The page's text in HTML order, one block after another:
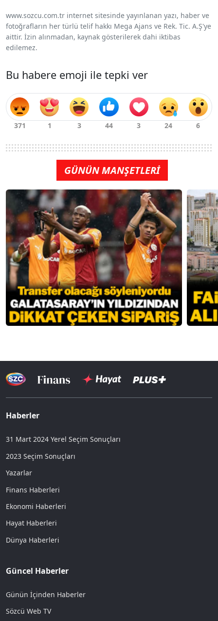
www.sozcu.com.tr internet sitesinde yayınlanan yazı, haber ve
fotoğrafların her türlü telif hakkı Mega Ajans ve Rek. Tic. A.Ş'ye
aittir. İzin alınmadan, kaynak gösterilerek dahi iktibas
edilemez.
Bu habere emoji ile tepki ver
GÜNÜN MANŞETLERİ
Haberler
31 Mart 2024 Yerel Seçim Sonuçları
2023 Seçim Sonuçları
Yazarlar
Finans Haberleri
Ekonomi Haberleri
Hayat Haberleri
Dünya Haberleri
Güncel Haberler
Günün İçinden Haberler
Sözcü Web TV